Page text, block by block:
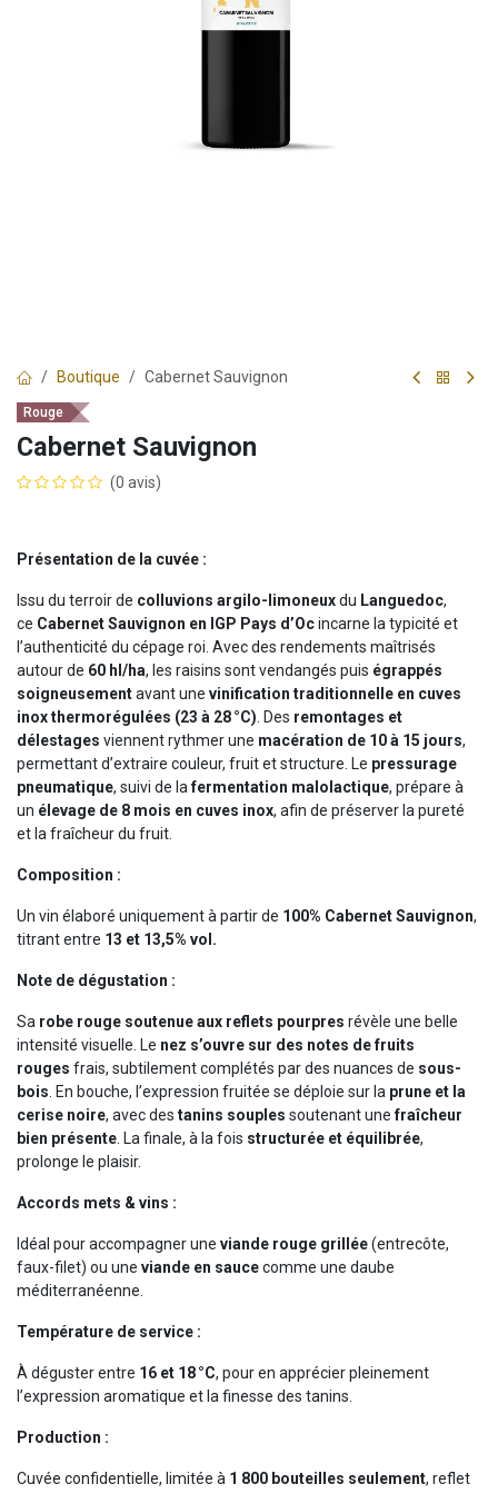
Boutique Cabernet Sauvignon
Rouge
Cabernet Sauvignon
(0 avis)
Présentation de la cuvée :
Issu du terroir de colluvions argilo-limoneuxdu Languedoc,
ce Cabernet Sauvignon en IGP Pays d’Ocincarne la typicité et
l’authenticité du cépage roi. Avec des rendements maîtrisés
autour de 60 hl/ha, les raisins sont vendangés puis égrappés
soigneusementavant une vinification traditionnelle en cuves
inox thermorégulées (23 à 28 °C). Des remontages et
délestages viennent rythmer une macération de 10 à 15 jours,
permettant d’extraire couleur, fruit et structure. Le pressurage
pneumatique, suivi de lafermentation malolactique, prépare à
un élevage de 8 mois en cuves inox, afin de préserver la pureté
et la fraîcheur du fruit.
Composition :
Un vin élaboré uniquement à partir de 100% Cabernet Sauvignon,
titrant entre 13 et 13,5% vol.
Note de dégustation :
Sa robe rouge soutenue aux reflets pourpres révèle une belle
intensité visuelle. Le nez s’ouvre sur des notes de fruits
rouges frais, subtilement complétés par des nuances de sous-
bois. En bouche, l’expression fruitée se déploie sur la prune et la
cerise noire, avec des tanins souples soutenant unefraîcheur
bien présente. La finale, à la fois structurée et équilibrée,
prolonge le plaisir.
Accords mets & vins :
Idéal pour accompagner une viande rouge grillée(entrecôte,
faux-filet) ou une viande en saucecomme une daube
méditerranéenne.
Température de service :
À déguster entre 16 et 18 °C, pour en apprécier pleinement
l’expression aromatique et la finesse des tanins.
Production :
Cuvée confidentielle, limitée à 1 800 bouteilles seulement, reflet